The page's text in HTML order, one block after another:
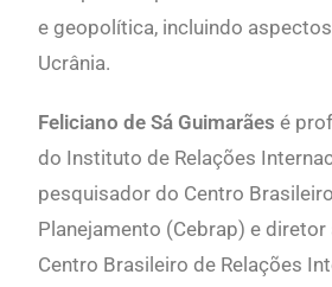
e geopolítica, incluindo
Ucrânia.
Feliciano de Sá Guimarães é
do Instituto de Relações
pesquisador do Centro
Planejamento (Cebrap) e
Centro Brasileiro de Relações